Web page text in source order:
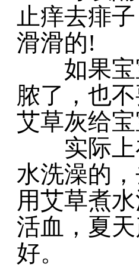
止痒去痱
滑滑的!
如果宝
脓了，也
艾草灰给
实际上
水洗澡的
用艾草煮
活血，夏
好。